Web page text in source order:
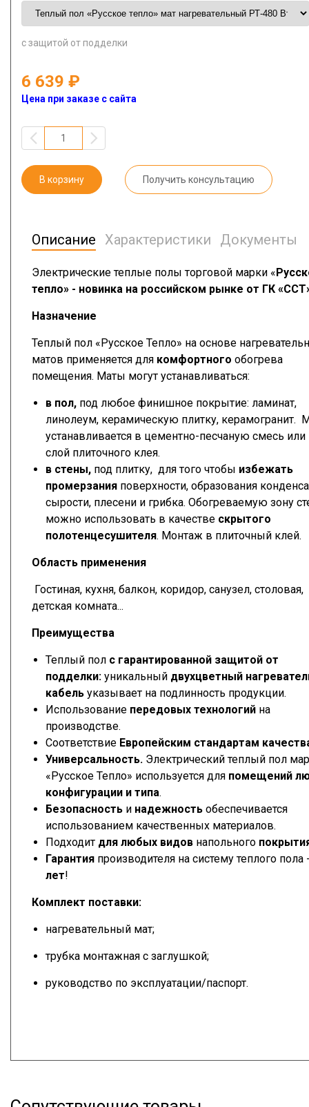
с защитой от подделки
6 639
Цена при заказе с сайта
В корзину Получить консультацию
Описание Характеристики Документы
Электрические теплые полы торговой марки «
тепло» - новинка на российском рынке от ГК
Назначение
Теплый пол «Русское Тепло» на основе
матов применяется для комфортного обогрева
помещения. Маты могут устанавливаться:
в пол, под любое финишное покрытие: ламинат,
линолеум, керамическую плитку, керамогранит.
устанавливается в цементно-песчаную смесь или
слой плиточного клея.
в стены, под плитку, для того чтобы избежать
промерзания поверхности, образования
сырости, плесени и грибка. Обогреваемую зону
можно использовать в качестве скрытого
полотенцесушителя. Монтаж в плиточный клей.
Область применения
Гостиная, кухня, балкон, коридор, санузел, столовая,
детская комната...
Преимущества
Теплый пол с гарантированной защитой от
подделки: уникальный двухцветный
кабель указывает на подлинность продукции.
Использование передовых технологий на
производстве.
Соответствие Европейским стандартам
Универсальность. Электрический теплый пол
«Русское Тепло» используется для помещений
конфигурации и типа.
Безопасность и надежность обеспечивается
использованием качественных материалов.
Подходит для любых видов напольного
Гарантия производителя на систему теплого пола
лет!
Комплект поставки:
нагревательный мат;
трубка монтажная с заглушкой;
руководство по эксплуатации/паспорт.